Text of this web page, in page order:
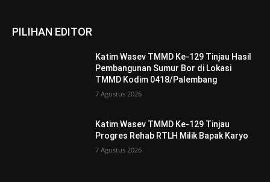
PILIHAN EDITOR
Katim Wasev TMMD Ke-129 Tinjau Hasil
Pembangunan Sumur Bor di Lokasi
TMMD Kodim 0418/Palembang
7 Agustus 2026
Katim Wasev TMMD Ke-129 Tinjau
Progres Rehab RTLH Milik Bapak Karyo
7 Agustus 2026